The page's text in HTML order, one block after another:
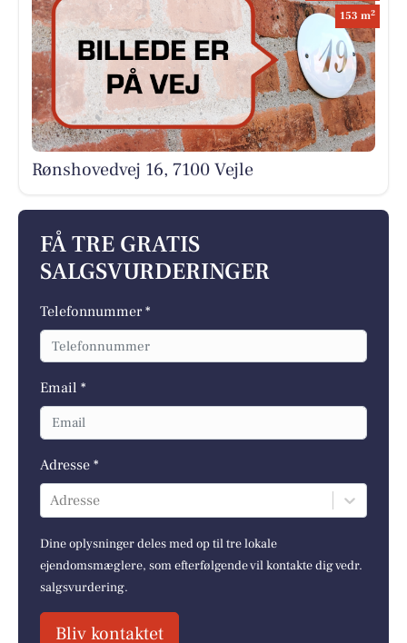
153 m2
Rønshovedvej 16, 7100 Vejle
FÅ TRE GRATIS
SALGSVURDERINGER
Telefonnummer *
Email *
Adresse *
Adresse
Dine oplysninger deles med op til tre lokale
ejendomsmæglere, som efterfølgende vil kontakte dig vedr.
salgsvurdering.
Bliv kontaktet